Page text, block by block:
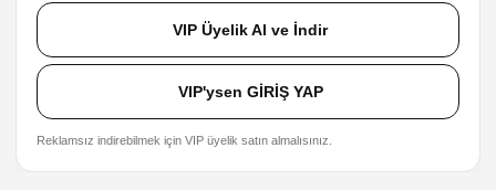
VIP Üyelik Al ve İndir
VIP'ysen GİRİŞ YAP
Reklamsız indirebilmek için VIP üyelik satın almalısınız.